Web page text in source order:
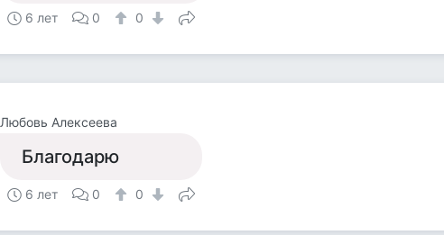
6 лет 0 0
Любовь Алексеева
Благодарю
6 лет 0 0